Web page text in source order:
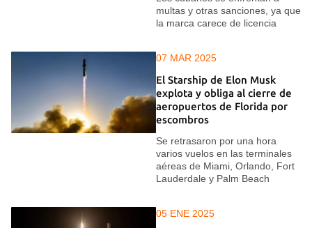
multas y otras sanciones, ya que
la marca carece de licencia
07 MAR 2025
El Starship de Elon Musk
explota y obliga al cierre de
aeropuertos de Florida por
escombros
Se retrasaron por una hora
varios vuelos en las terminales
aéreas de Miami, Orlando, Fort
Lauderdale y Palm Beach
05 ENE 2025